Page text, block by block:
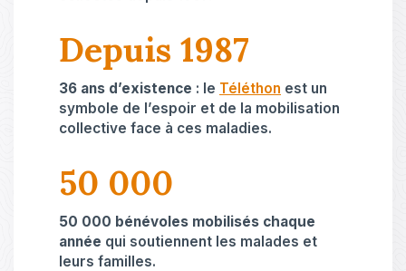
Depuis 1987
36 ans d’existence : le Téléthon est un
symbole de l’espoir et de la mobilisation
collective face à ces maladies.
50 000
50 000 bénévoles mobilisés chaque
année qui soutiennent les malades et
leurs familles.